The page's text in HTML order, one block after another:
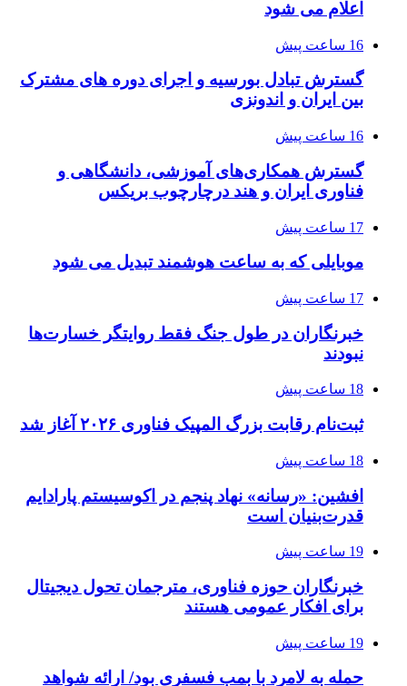
اعلام می شود
16 ساعت پیش
گسترش تبادل بورسیه و اجرای دوره های مشترک
بین ایران و اندونزی
16 ساعت پیش
گسترش همکاری‌های آموزشی، دانشگاهی و
فناوری ایران و هند درچارچوب بریکس
17 ساعت پیش
موبایلی که به ساعت هوشمند تبدیل می شود
17 ساعت پیش
خبرنگاران در طول جنگ فقط روایتگر خسارت‌ها
نبودند
18 ساعت پیش
ثبت‌نام رقابت بزرگ المپیک فناوری ۲۰۲۶ آغاز شد
18 ساعت پیش
افشین: «رسانه» نهاد پنجم در اکوسیستم پارادایم
قدرت‌بنیان است
19 ساعت پیش
خبرنگاران حوزه فناوری، مترجمان تحول دیجیتال
برای افکار عمومی هستند
19 ساعت پیش
حمله به لامرد با بمب فسفری بود/ ارائه شواهد